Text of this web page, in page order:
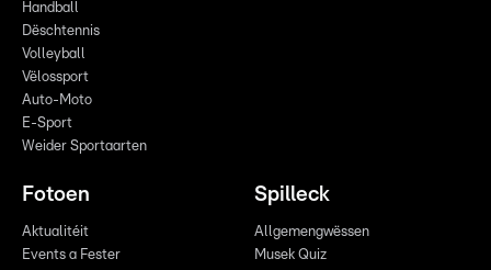
Handball
Dëschtennis
Volleyball
Vëlossport
Auto-Moto
E-Sport
Weider Sportaarten
Fotoen
Aktualitéit
Events a Fester
Spilleck
Allgemengwëssen
Musek Quiz